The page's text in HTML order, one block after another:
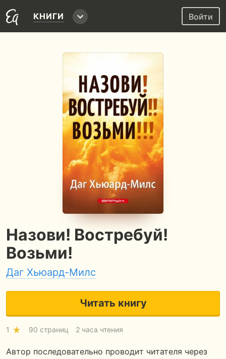
КНИГИ Войти
Назови! Востребуй!
Возьми!
Даг Хьюард-Милс
Читать книгу
1 90 страниц 2 часа чтения
Автор последовательно проводит читателя через